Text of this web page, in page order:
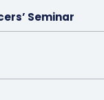
Seminar